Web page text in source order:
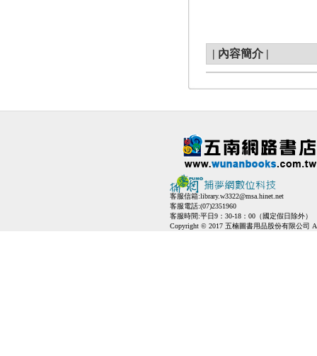
| 內容簡介 |
客服信箱:library.w3322@msa.hinet.net
客服電話:(07)2351960
客服時間:平日9：30-18：00（國定假日除外）
Copyright © 2017 五楠圖書用品股份有限公司